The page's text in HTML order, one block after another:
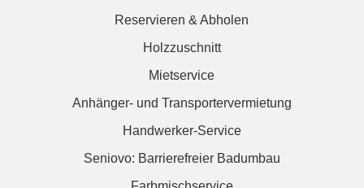
Reservieren & Abholen
Holzzuschnitt
Mietservice
Anhänger- und Transportervermietung
Handwerker-Service
Seniovo: Barrierefreier Badumbau